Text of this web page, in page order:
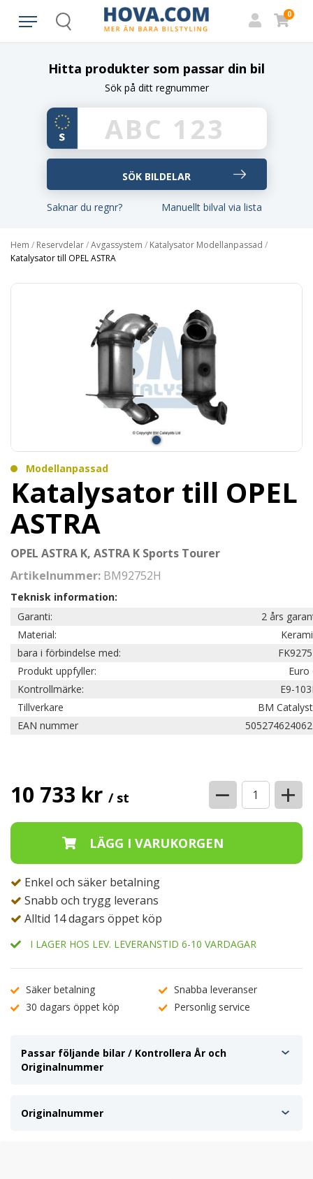
Search
0
Hitta produkter som passar din bil
Sök på ditt regnummer
Saknar du regnr? Manuellt bilval via lista
Hem / Reservdelar/Avgassystem / Katalysator Modellanpassad /
Katalysator till OPEL ASTRA
Modellanpassad
Katalysator till OPEL
ASTRA
OPEL ASTRA K, ASTRA K Sports Tourer
Artikelnummer: BM92752H
Teknisk information:
Garanti:
2 års
Material:
bara i förbindelse med:
Produkt uppfyller:
Euro
Kontrollmärke:
E9-
Tillverkare
BM
EAN nummer
10 733 kr / st − +
Enkel och säker betalning
Snabb och trygg leverans
Alltid 14 dagars öppet köp
I LAGER HOS LEV. LEVERANSTID 6-10 VARDAGAR
Säker betalning
Snabba leveranser
30 dagars öppet köp
Personlig service
Passar följande bilar / Kontrollera År och
Originalnummer
Originalnummer